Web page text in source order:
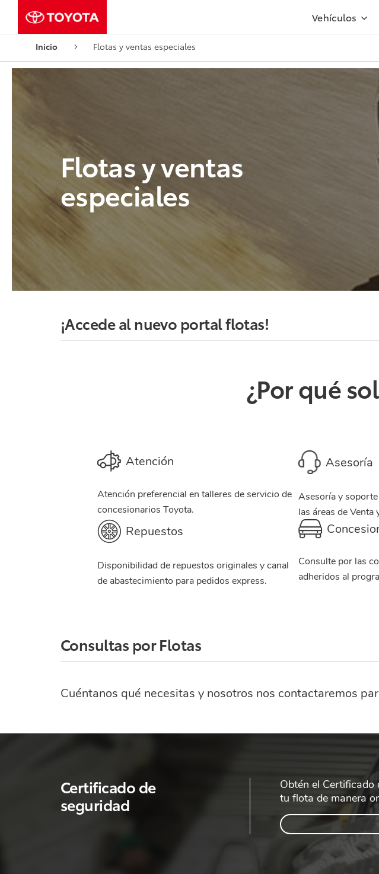
Vehículos
Inicio Flotas y ventas especiales
Flotas y ventas
especiales
¡Accede al nuevo portal flotas!
¿Por qué
Atención
Atención preferencial en talleres de servicio de
concesionarios Toyota.
Asesoría
Asesoría y
las áreas de Venta
Repuestos
Disponibilidad de repuestos originales y canal
de abastecimiento para pedidos express.
Consulte por las
adheridos al
Consultas por Flotas
Cuéntanos qué necesitas y nosotros nos contactaremos
Certificado de
seguridad
Obtén el Certificado
tu flota de manera